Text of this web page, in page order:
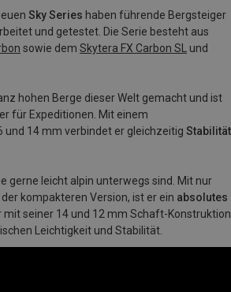
Sky Series haben führende Bergsteiger
und getestet. Die Serie besteht aus
sowie dem Skytera FX Carbon SL und
hohen Berge dieser Welt gemacht und ist
für Expeditionen. Mit einem
und 14 mm verbindet er gleichzeitig Stabilität
gerne leicht alpin unterwegs sind. Mit nur
kompakteren Version, ist er ein absolutes
mit seiner 14 und 12 mm Schaft-Konstruktion
Leichtigkeit und Stabilität.